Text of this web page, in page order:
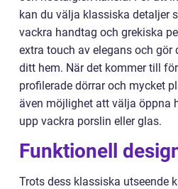
kan du välja klassiska detaljer
vackra handtag och grekiska
extra touch av elegans och
ditt hem. När det kommer till
profilerade dörrar och mycket
även möjlighet att välja öppna
upp vackra porslin eller glas.
Funktionell
Trots dess klassiska utseende